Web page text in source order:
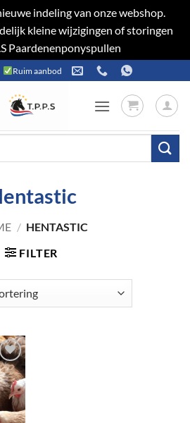
indeling van onze webshop.
kleine wijzigingen of storingen
Paardenenponyspullen
Ruim aanbod
/ HENTASTIC
FILTER